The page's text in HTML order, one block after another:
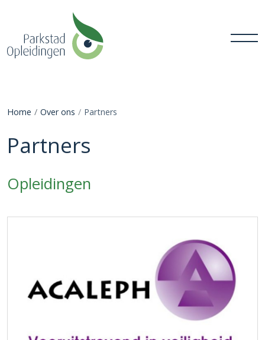
Home Over ons Partners
Partners
Opleidingen